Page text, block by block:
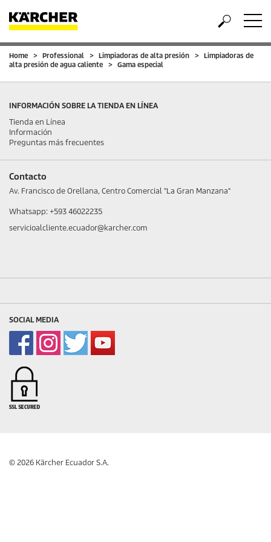
Home Professional Limpiadoras de alta presión
Limpiadoras de
alta presión de agua caliente
Gama especial
INFORMACIÓN SOBRE LA TIENDA EN LÍNEA
Tienda en Línea
Información
Preguntas más frecuentes
Contacto
Av. Francisco de Orellana, Centro Comercial "La Gran Manzana"
Whatsapp: +593 46022235
servicioalcliente.ecuador@karcher.com
SOCIAL MEDIA
© 2026 Kärcher Ecuador S.A.